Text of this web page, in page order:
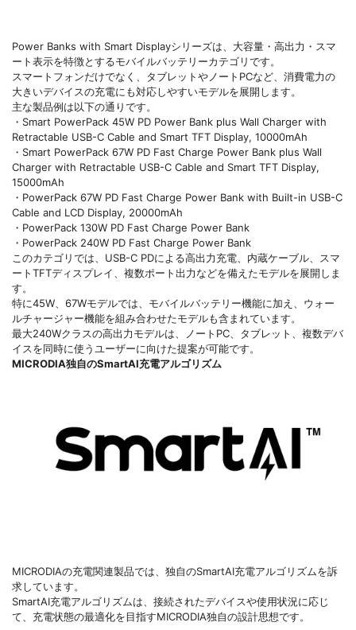
Power Banks with Smart Displayシリーズは、大容量・高出力・スマ
ート表示を特徴とするモバイルバッテリーカテゴリです。
スマートフォンだけでなく、タブレットやノートPCなど、消費電力の
大きいデバイスの充電にも対応しやすいモデルを展開します。
主な製品例は以下の通りです。
・Smart PowerPack 45W PD Power Bank plus Wall Charger with
Retractable USB-C Cable and Smart TFT Display, 10000mAh
・Smart PowerPack 67W PD Fast Charge Power Bank plus Wall
Charger with Retractable USB-C Cable and Smart TFT Display,
15000mAh
・PowerPack 67W PD Fast Charge Power Bank with Built-in USB-C
Cable and LCD Display, 20000mAh
・PowerPack 130W PD Fast Charge Power Bank
・PowerPack 240W PD Fast Charge Power Bank
このカテゴリでは、USB-C PDによる高出力充電、内蔵ケーブル、スマ
ートTFTディスプレイ、複数ポート出力などを備えたモデルを展開しま
す。
特に45W、67Wモデルでは、モバイルバッテリー機能に加え、ウォー
ルチャージャー機能を組み合わせたモデルも含まれています。
最大240Wクラスの高出力モデルは、ノートPC、タブレット、複数デバ
イスを同時に使うユーザーに向けた提案が可能です。
MICRODIA独自のSmartAI充電アルゴリズム
MICRODIAの充電関連製品では、独自のSmartAI充電アルゴリズムを訴
求しています。
SmartAI充電アルゴリズムは、接続されたデバイスや使用状況に応じ
て、充電状態の最適化を目指すMICRODIA独自の設計思想です。